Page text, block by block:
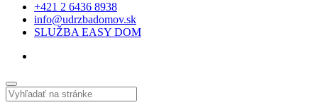
+421 2 6436 8938
info@udrzbadomov.sk
SLUŽBA EASY DOM